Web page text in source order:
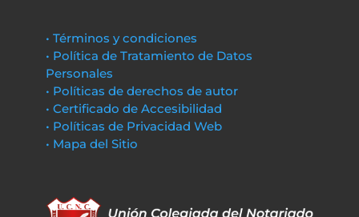
• Términos y condiciones
• Política de Tratamiento de Datos
Personales
• Políticas de derechos de autor
• Certificado de Accesibilidad
• Políticas de Privacidad Web
• Mapa del Sitio